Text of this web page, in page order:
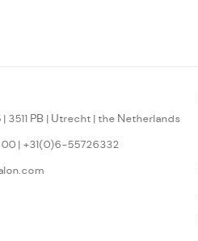
3511 PB | Utrecht | the Netherlands
| +31(0)6-55726332